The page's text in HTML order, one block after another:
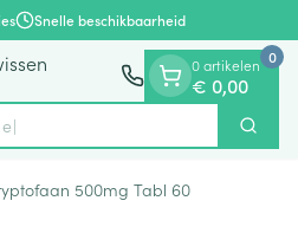
Snelle beschikbaarheid
Zoek
0 artikelen
€ 0,00
0
500mg Tabl 60